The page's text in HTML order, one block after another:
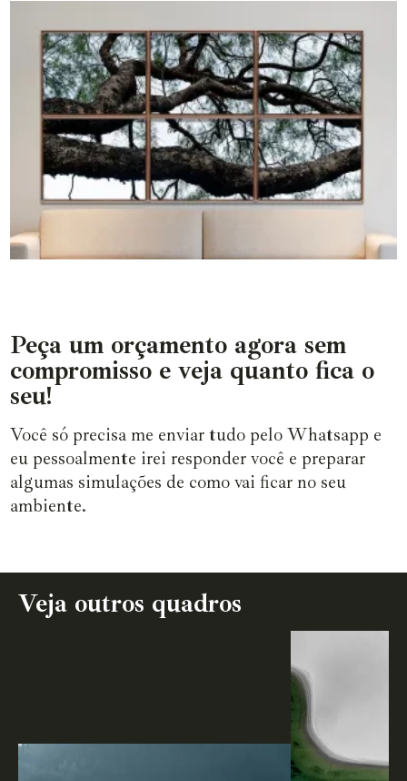
Peça um orçamento agora sem
compromisso e veja quanto fica o
seu!
Você só precisa me enviar tudo pelo Whatsapp e
eu pessoalmente irei responder você e preparar
algumas simulações de como vai ficar no seu
ambiente.
Veja outros quadros